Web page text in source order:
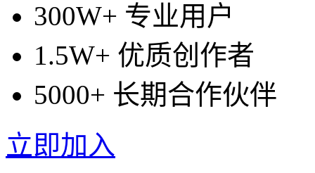
300W+ 专业用户
1.5W+ 优质创作者
5000+ 长期合作伙伴
立即加入